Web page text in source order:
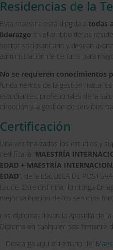
Residencias de la
Esta maestría está dirigida a todas
liderazgo en el ámbito de las
sector sociosanitario y desean
administración de centros para
No se requieren conocimientos
fundamentos de la gestión hasta
estudiantes, profesionales de la
dirección y la gestión de servicios
Certificación
Una vez finalizados los estudios y
certifica la “ MAESTRÍA
EDAD + MAESTRÍA
EDAD”, de la ESCUELA DE
Laude. Este distintivo lo otorga
mejor valoración de los servicios
Los diplomas llevan la Apostilla de
Diploma en cualquier país firmante
Descarga aquí el temario del